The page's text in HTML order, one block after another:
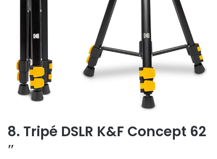
8. Tripé DSLR K&F Concept 62
″